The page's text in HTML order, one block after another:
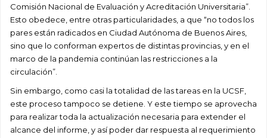
Comisión Nacional de Evaluación y Acreditación Universitaria”.
Esto obedece, entre otras particularidades, a que “no todos los
pares están radicados en Ciudad Autónoma de Buenos Aires,
sino que lo conforman expertos de distintas provincias, y en el
marco de la pandemia continúan las restricciones a la
circulación”.
Sin embargo, como casi la totalidad de las tareas en la UCSF,
este proceso tampoco se detiene. Y este tiempo se aprovecha
para realizar toda la actualización necesaria para extender el
alcance del informe, y así poder dar respuesta al requerimiento